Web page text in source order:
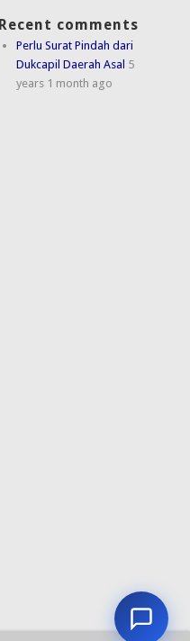
Recent comments
Perlu Surat Pindah dari
Dukcapil Daerah Asal 5
years 1 month ago